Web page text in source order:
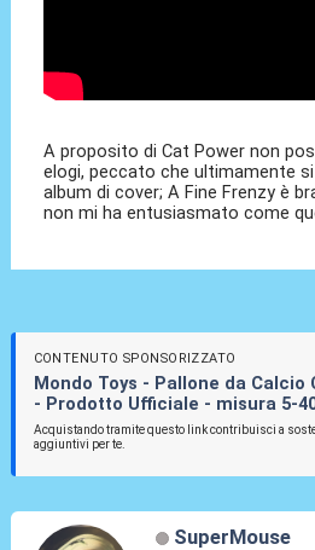
A proposito di Cat Power non
elogi, peccato che ultimamente
album di cover; A Fine Frenzy è
non mi ha entusiasmato come
CONTENUTO SPONSORIZZATO
Mondo Toys - Pallone da Calcio
- Prodotto Ufficiale - misura 5-
Acquistando tramite questo link contribuisci a
aggiuntivi per te.
SuperMouse